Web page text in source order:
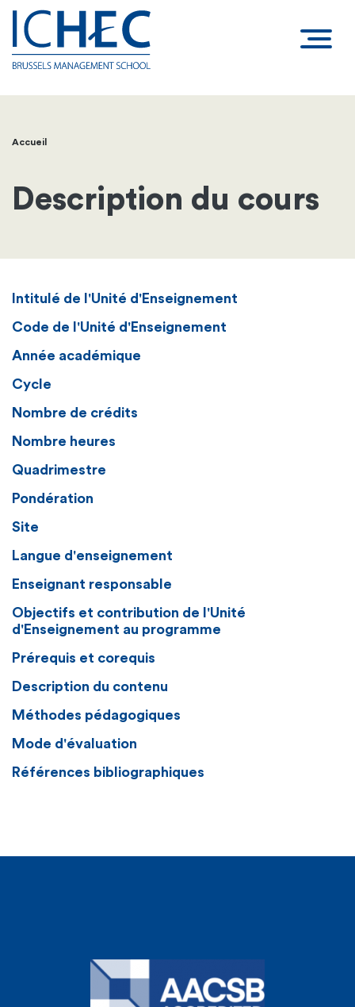
Fil
d'Ariane
Accueil
Description du cours
Intitulé de l'Unité d'Enseignement
Code de l'Unité d'Enseignement
Année académique
Cycle
Nombre de crédits
Nombre heures
Quadrimestre
Pondération
Site
Langue d'enseignement
Enseignant responsable
Objectifs et contribution de l'Unité
d'Enseignement au programme
Prérequis et corequis
Description du contenu
Méthodes pédagogiques
Mode d'évaluation
Références bibliographiques